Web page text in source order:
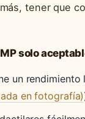
tener que
solo
un
en fotografía)